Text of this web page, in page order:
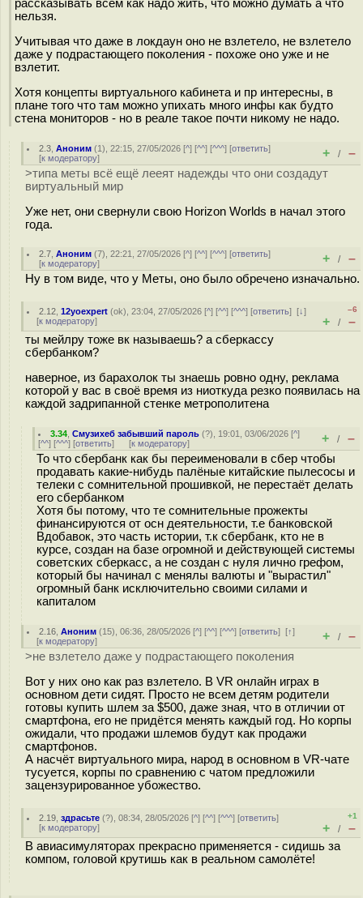
рассказывать всем как надо жить, что можно думать а что
нельзя.
Учитывая что даже в локдаун оно не взлетело, не взлетело
даже у подрастающего поколения - похоже оно уже и не
взлетит.
Хотя концепты виртуального кабинета и пр интересны, в
плане того что там можно упихать много инфы как будто
стена мониторов - но в реале такое почти никому не надо.
2.3 ,Аноним (1), 22:15, 27/05/2026 [^] [^^] [^^^] [ответить]
[к модератору] + / –
>типа меты всё ещё лееят надежды что они создадут
виртуальный мир
Уже нет, они свернули свою Horizon Worlds в начал этого
года.
2.7 ,Аноним (7), 22:21, 27/05/2026 [^] [^^] [^^^] [ответить]
[к модератору] + / –
Ну в том виде, что у Меты, оно было обречено изначально.
2.12 ,12yoexpert (ok), 23:04, 27/05/2026 [^] [^^] [^^^] [ответить][↓]
[к модератору]
–6
+ / –
ты мейлру тоже вк называешь? а сберкассу
сбербанком?
наверное, из барахолок ты знаешь ровно одну, реклама
которой у вас в своё время из ниоткуда резко появилась на
каждой задрипанной стенке метрополитена
3.34 ,Смузихеб забывший пароль (?), 19:01, 03/06/2026 [^]
[^^] [^^^] [ответить] [к модератору] + / –
То что сбербанк как бы переименовали в сбер чтобы
продавать какие-нибудь палёные китайские пылесосы и
телеки с сомнительной прошивкой, не перестаёт делать
его сбербанком
Хотя бы потому, что те сомнительные прожекты
финансируются от осн деятельности, т.е банковской
Вдобавок, это часть истории, т.к сбербанк, кто не в
курсе, создан на базе огромной и действующей системы
советских сберкасс, а не создан с нуля лично грефом,
который бы начинал с менялы валюты и "вырастил"
огромный банк исключительно своими силами и
капиталом
2.16 ,Аноним (15), 06:36, 28/05/2026 [^] [^^] [^^^] [ответить][↑]
[к модератору] + / –
>не взлетело даже у подрастающего поколения
Вот у них оно как раз взлетело. В VR онлайн играх в
основном дети сидят. Просто не всем детям родители
готовы купить шлем за $500, даже зная, что в отличии от
смартфона, его не придётся менять каждый год. Но корпы
ожидали, что продажи шлемов будут как продажи
смартфонов.
А насчёт виртуального мира, народ в основном в VR-чате
тусуется, корпы по сравнению с чатом предложили
зацензурированное убожество.
2.19 ,здрасьте (?), 08:34, 28/05/2026 [^] [^^] [^^^] [ответить]
[к модератору]
+1
+ / –
В авиасимуляторах прекрасно применяется - сидишь за
компом, головой крутишь как в реальном самолёте!